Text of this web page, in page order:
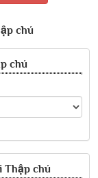
chú
chú
Thập chú